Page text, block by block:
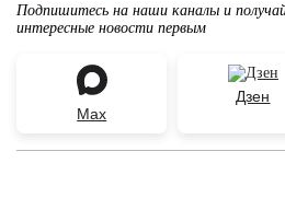
Подпишитесь на наши каналы и
интересные новости первым
Max
Дзен